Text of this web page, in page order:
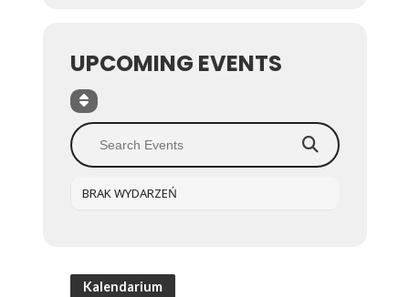
UPCOMING EVENTS
BRAK WYDARZEŃ
Kalendarium